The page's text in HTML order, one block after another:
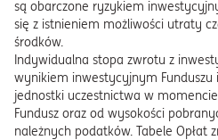
są obarczone ryzykiem
się z istnieniem możliwości utraty
środków.
Indywidualna stopa zwrotu z
wynikiem inwestycyjnym Funduszu
jednostki uczestnictwa w
Fundusz oraz od wysokości
należnych podatków. Tabele Opłat